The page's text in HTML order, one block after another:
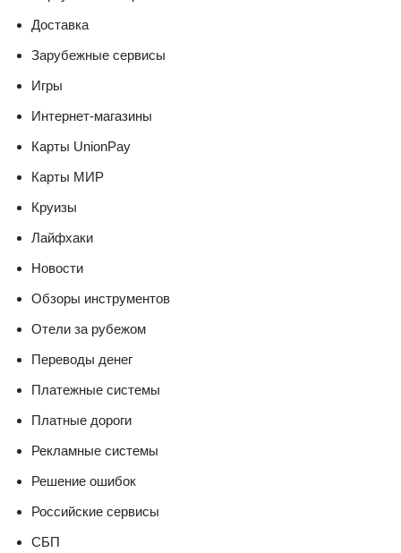
Доставка
Зарубежные сервисы
Игры
Интернет-магазины
Карты UnionPay
Карты МИР
Круизы
Лайфхаки
Новости
Обзоры инструментов
Отели за рубежом
Переводы денег
Платежные системы
Платные дороги
Рекламные системы
Решение ошибок
Российские сервисы
СБП